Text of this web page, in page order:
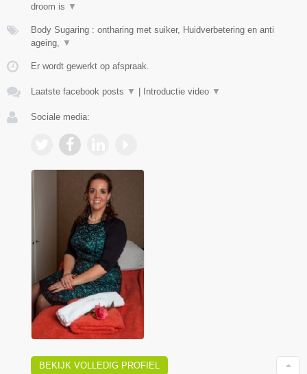
droom is ▼
Body Sugaring : ontharing met suiker, Huidverbetering en anti
ageing, ▼
Er wordt gewerkt op afspraak.
Laatste facebook posts ▼ Introductie video ▼
Sociale media:
BEKIJK VOLLEDIG PROFIEL